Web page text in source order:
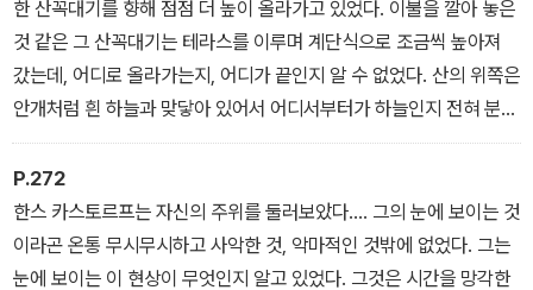
한 산꼭대기를 향해 점점 더 높이 올라가고 있었다. 이불을 깔아 놓은
것 같은 그 산꼭대기는 테라스를 이루며 계단식으로 조금씩 높아져
갔는데, 어디로 올라가는지, 어디가 끝인지 알 수 없었다. 산의 위쪽은
안개처럼 흰 하늘과 맞닿아 있어서 어디서부터가 하늘인지 전혀 분간
할 수 없었다. 산봉우리와 산등성이도 보이지 않았고, 모두가 희미한
무(無)이며, 한스 카스토르프는 이 안개에 덮인 무를 향해 올라가고
있었다. 그리고 그의 등 뒤에 있는 세계, 즉 사람 사는 골짜기도 눈 깜
짝할 사이에 닫히고 시야에서 사라졌기 때문에, 그곳에선 이제 아무
런 소리도 들리지 않았다. 그리하여 그의 고독감, 아니 버림받은 느낌
P.272
한스 카스토르프는 자신의 주위를 둘러보았다…. 그의 눈에 보이는 것
이라곤 온통 무시무시하고 사악한 것, 악마적인 것밖에 없었다. 그는
눈에 보이는 이 현상이 무엇인지 알고 있었다. 그것은 시간을 망각한